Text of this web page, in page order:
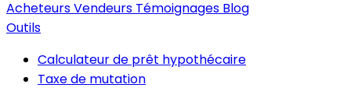
AcheteursVendeurs Témoignages Blog
Outils
Calculateur de prêt hypothécaire
Taxe de mutation